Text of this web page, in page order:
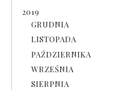
2019
GRUDNIA
LISTOPADA
PAŹDZIERNIKA
WRZEŚNIA
SIERPNIA